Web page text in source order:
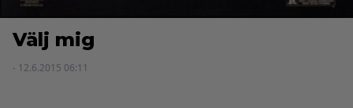
Välj mig
- 12.6.2015 06:11